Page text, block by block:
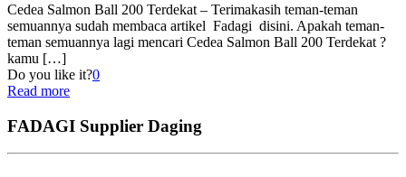
Cedea Salmon Ball 200 Terdekat – Terimakasih teman-teman
semuannya sudah membaca artikel Fadagi disini. Apakah teman-
teman semuannya lagi mencari Cedea Salmon Ball 200 Terdekat ?
kamu […]
Do you like it?0
Read more
FADAGI Supplier Daging